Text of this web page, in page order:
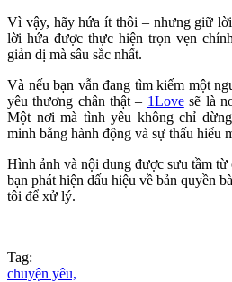
Vì vậy, hãy hứa ít thôi – nhưng giữ
lời hứa được thực hiện trọn vẹn
giản dị mà sâu sắc nhất.
Và nếu bạn vẫn đang tìm kiếm một
yêu thương chân thật – 1Lovesẽ là
Một nơi mà tình yêu không chỉ
minh bằng hành động và sự thấu hiểu
Hình ảnh và nội dung được sưu tầm
bạn phát hiện dấu hiệu về bản quyền
tôi để xử lý.
Tag:
chuyện yêu,